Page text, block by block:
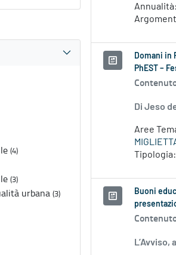
(4)
(3)
urbana (3)
Annualità:
Domani in
PhEST –
Di Jeso
Aree
Tipologia:
Buoni